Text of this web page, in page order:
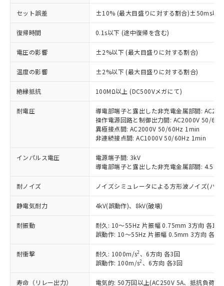
セット誤差 ±10% (最大目盛りに対する割合)±50ms以下
復帰時間 0.1s以下 (途中復帰を含む)
電圧の影響 ±2%以下 (最大目盛りに対する割合)
温度の影響 ±2%以下 (最大目盛りに対する割合)
絶縁抵抗 100MΩ以上 (DC500Vメガにて)
耐電圧
導電部端子と露出した非充電金属部間:
操作電源回路と制御出力間: AC2000V 50/
異極接点間: AC2000V 50/60Hz 1min
非連続接点間: AC1000V 50/60Hz 1min
インパルス電圧
電源端子間: 3kV
導電部端子と露出した非充電金属部間: 4.5kV
耐ノイズ ノイズシミュレータによる方形波ノイズ(パ
静電気耐力 4kV(誤動作)、8kV(破壊)
耐振動
耐久: 10～55Hz 片振幅 0.75mm 3方向 各1h
誤動作: 10～55Hz 片振幅 0.5mm 3方向 各
耐衝撃 耐久: 1000m/s2 、6方向 各3回
誤動作: 100m/s2 、6方向 各3回
寿命（リレー出力） 電気的: 50万回以上(AC250V 5A、抵抗負荷
ご利用条件
以下の条件をお読みいただき、同意のうえ
ご利用ください。
本サービスは、当社制御機器事業取扱
商品の当社在庫状況および標準価格
(税抜)を提供させていただくもので
当社制御機器事業取扱商品の中には、
本サービスの対象外となる商品もある
ことをご了承ください。
在庫状況および標準価格照会結果は、
記載している更新日時点での社内デー
タに基づき作成されるものであり、閲
覧された時点での実際の在庫および標
準価格とは異なる場合があることをご
※1 対応状況
対応済み：EU RoHS指令（10物質）の
非含有に対応した製品が提供可能な商品で
す。
対応予定：EU RoHS指令（10物質）の非含
有に対応した製品に切り替える予定のある
対応予定なし：EU RoHS指令（10物質）の
非含有に非対応の商品で、対応品を出す予
調査・確認中：EU RoHS指令（10物質）の
商品です。
非該当品：ライセンス料など無形物で、有
害物質有無と関係のない商品です。
仕入先様の事情により、非含有部品として
いたものが、含有品と判明した場合などや
むを得ず変更することがあります。
*EU RoHS指令（10物質）：
鉛(Pb) 1000ppm以下、 水銀(Hg) 1000ppm以下、 カド
ミウム(Cd) 100ppm以下、
六価クロム(Cr(Ⅵ)) 1000ppm以下、ポリ臭化ビフェニル
※1 中国RoHS○×表
基準値以下であることを示します。
「×」：最大均質材料含有率が中国RoHSの
基準値を超えていることを示します。
「－」：未確認です。当社販売部門へお問
い合わせください。
*中国RoHS10物質の基準値 (GB/T26572)：
Pb(鉛) :1000ppm、 Hg(水銀) : 1000ppm、 Cd(カドミウ
ム) : 100ppm、
当社は、これら貴社製品のうち、外国
為替および外国貿易法に定める商品
（以下｢規制貨物等」という）を輸出
または国外への提供する場合は、日本
国政府の輸出許可(または役務取引許
可)を取得するなどの必要な手続きを